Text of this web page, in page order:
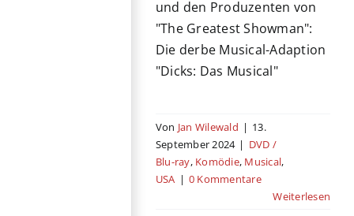
und den Produzenten von
"The Greatest Showman":
Die derbe Musical-Adaption
"Dicks: Das Musical"
Von Jan Wilewald | 13.
September 2024 | DVD /
Blu-ray, Komödie, Musical,
USA | 0 Kommentare
Weiterlesen